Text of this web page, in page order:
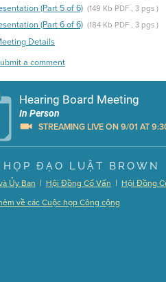
(Part 5 of 6) (149 Kb PDF , 3 pgs )
(Part 6 of 6) (184 Kb PDF , 3 pgs )
Details
a comment
Hearing Board Meeting
In Person
STREAMING LIVE ON 9/01 AT
Presentation (Part 1 of 3) (5 Mb PDF ,
Presentation (Part 2 of 3) (121 Kb PDF
HỌP ĐẠO LUẬT BROWN
Ủy Ban | Hội Đồng Cố Vấn | Hội Đồng
về các Cuộc họp Công cộng